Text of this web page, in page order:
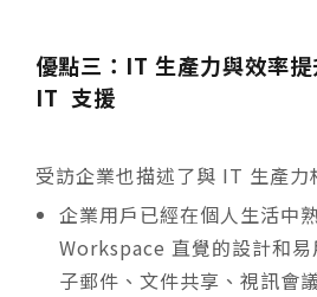
優點三：IT 生產力與效率
IT 支援
受訪企業也描述了與 IT 生產力
企業用戶已經在個人生活中
Workspace 直覺的設計和
子郵件、文件共享、視訊會